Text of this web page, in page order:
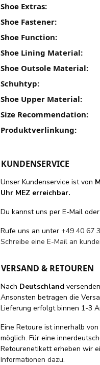
Shoe Extras:
Shoe Fastener:
Shoe Function:
Shoe Lining Material:
Shoe Outsole Material:
Schuhtyp:
Shoe Upper Material:
Size Recommendation:
Produktverlinkung:
KUNDENSERVICE
Unser Kundenservice ist von
Uhr MEZ erreichbar.
Du kannst uns per E-Mail
Rufe uns an unter+49 40 67
Schreibe eine E-Mail an
VERSAND & RETOUREN
Nach Deutschland
Ansonsten betragen die
Lieferung erfolgt binnen 1-3
Eine Retoure ist innerhalb
möglich. Für eine
Retourenetikett erheben wir
Informationen dazu.